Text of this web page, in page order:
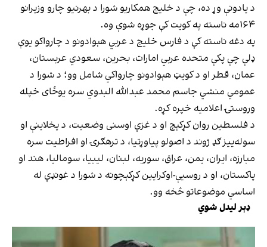
د یادونې وړ ده، چې د خلیج همکاریو شورا د بهرنیو چارو وزیرانو
۱۶۴مه ناسته په کویت کې جوړه شوې وه.
په دغه ناسته کې د فارس خلیج د عربي هېوادونو د چارواکو یوې
ډلې چې پکې متحده عربي امارات، بحرین، سعودي عربستان،
عمان، قطر او د کویټ هېوادونو چارواکي شامل وو؛ د شورا د
عمومي منشي جاسم محمد عبدالله البدوي سره یوځای خپله
وروستۍ اعلامیه خپره کړه.
د فلسطین روان کړکېچ او د غزې اوسنی وضعیت، د پخلاینې او
سوله‌ییز ګډ ژوند د اصولو پیاوړتیا، د ترهګرۍ او افراطیت سره
مبارزه، ایران، یمن، عراق، سوریه، لبنان، لیبیا، سومالیا، هند او
پاکستان، او د روسیې-اوکرایین کړکېچونه د شورا د غونډې له
اساسي موضوعاتو څخه وو.
ډېر لیدل شوي